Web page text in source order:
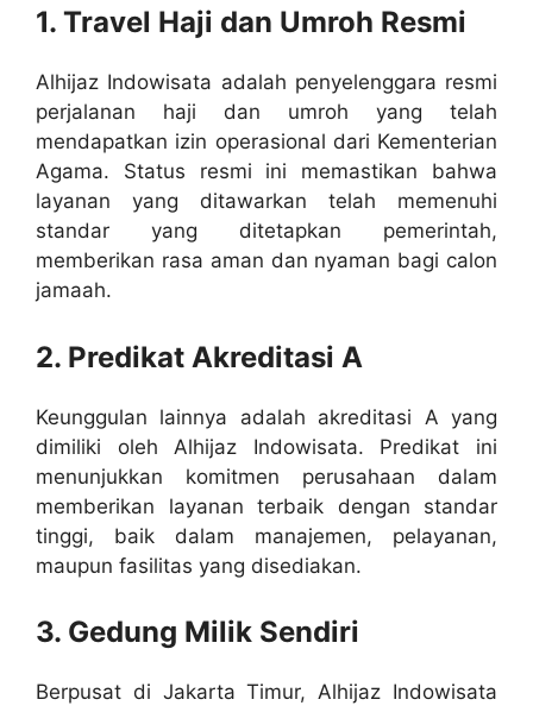
1. Travel Haji dan Umroh Resmi
Alhijaz Indowisata adalah penyelenggara resmi
perjalanan haji dan umroh yang telah
mendapatkan izin operasional dari Kementerian
Agama. Status resmi ini memastikan bahwa
layanan yang ditawarkan telah memenuhi
standar yang ditetapkan pemerintah,
memberikan rasa aman dan nyaman bagi calon
jamaah.
2. Predikat Akreditasi A
Keunggulan lainnya adalah akreditasi A yang
dimiliki oleh Alhijaz Indowisata. Predikat ini
menunjukkan komitmen perusahaan dalam
memberikan layanan terbaik dengan standar
tinggi, baik dalam manajemen, pelayanan,
maupun fasilitas yang disediakan.
3. Gedung Milik Sendiri
Berpusat di Jakarta Timur, Alhijaz Indowisata